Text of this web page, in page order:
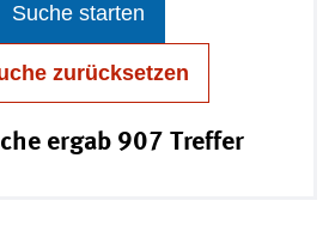
Suche starten
zurücksetzen
ergab 907 Treffer